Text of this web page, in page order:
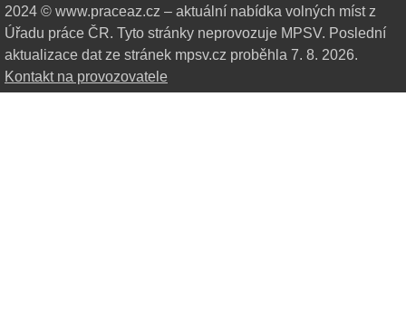
2024 © www.praceaz.cz – aktuální nabídka volných míst z
Úřadu práce ČR. Tyto stránky neprovozuje MPSV. Poslední
aktualizace dat ze stránek mpsv.cz proběhla 7. 8. 2026.
Kontakt na provozovatele